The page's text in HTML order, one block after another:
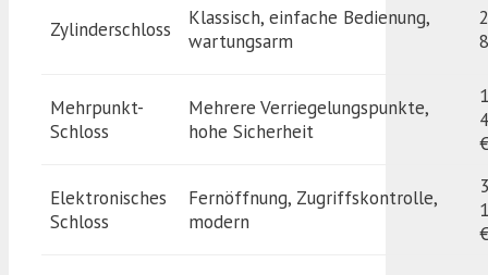
Zylinderschloss
Klassisch, einfache Bedienung,
wartungsarm
Mehrpunkt-
Schloss
Mehrere Verriegelungspunkte,
hohe Sicherheit
Elektronisches
Schloss
Fernöffnung, Zugriffskontrolle,
modern